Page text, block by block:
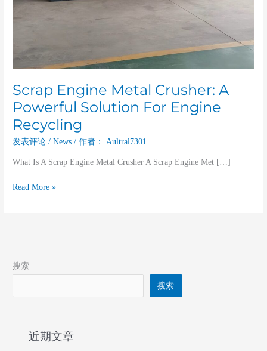
Scrap Engine Metal Crusher: A
Powerful Solution For Engine
Recycling
发表评论 /News / 作者： Aultral7301
What Is A Scrap Engine Metal Crusher A Scrap Engine Met […]
Read More »
搜索
搜索
近期文章